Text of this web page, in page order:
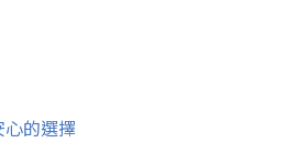
的選擇